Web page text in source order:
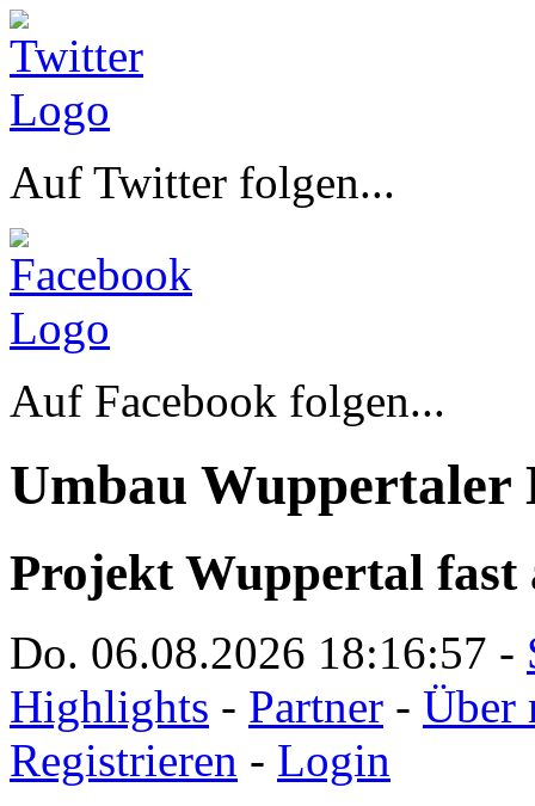
Auf Twitter folgen...
Auf Facebook folgen...
Umbau Wuppertaler
Projekt Wuppertal fast
Do. 06.08.2026 18:16:57 -
Highlights - Partner - Über
Registrieren - Login